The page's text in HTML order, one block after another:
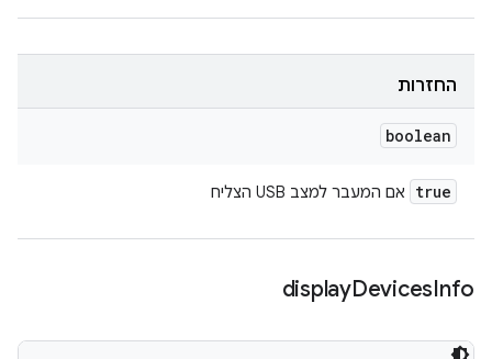
החזרות
boolean
true אם המעבר למצב USB הצליח
displayDevicesInfo